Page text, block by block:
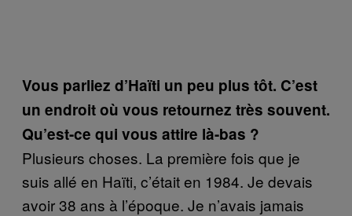
Vous parliez d’Haïti un peu plus tôt. C’est
un endroit où vous retournez très souvent.
Qu’est-ce qui vous attire là-bas ?
Plusieurs choses. La première fois que je
suis allé en Haïti, c’était en 1984. Je devais
avoir 38 ans à l’époque. Je n’avais jamais